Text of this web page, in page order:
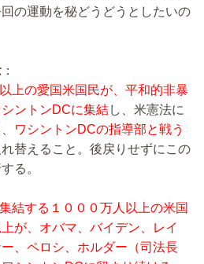
の運動を秘どうどうとしたいの
：
上の愛国米国民が、平和的非暴
ントンDCに集結し、米憲法に
ワシントンDCの指導部と戦う
替えること。後戻りせずにこの
る。
結する１０００万人以上の米国
が、オバマ、バイデン、レイ
、ペロシ、ホルダー（司法長